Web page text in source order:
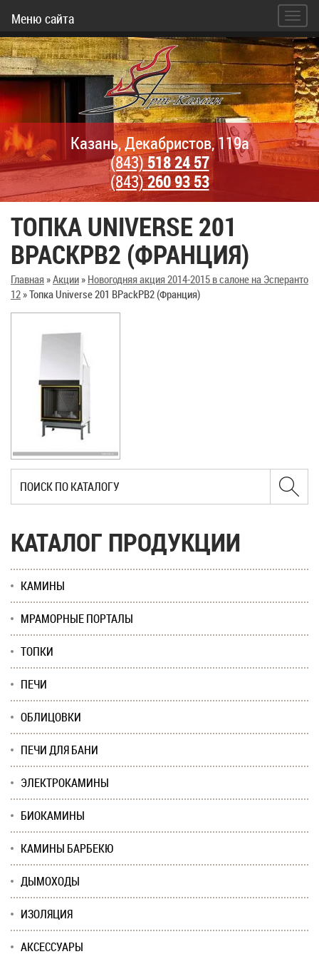
Меню сайта
Казань, Декабристов, 119а
(843)518 24 57
(843)260 93 53
ТОПКА UNIVERSE 201
BPACKPB2 (ФРАНЦИЯ)
Главная»Акции» Новогодняя акция 2014-2015 в салоне на Эсперанто
12»Топка Universe 201 BPackPB2 (Франция)
КАТАЛОГ ПРОДУКЦИИ
КАМИНЫ
МРАМОРНЫЕ ПОРТАЛЫ
ТОПКИ
ПЕЧИ
ОБЛИЦОВКИ
ПЕЧИ ДЛЯ БАНИ
ЭЛЕКТРОКАМИНЫ
БИОКАМИНЫ
КАМИНЫ БАРБЕКЮ
ДЫМОХОДЫ
ИЗОЛЯЦИЯ
АКСЕССУАРЫ